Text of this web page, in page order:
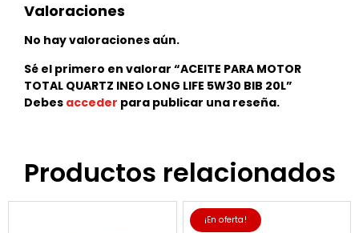
Valoraciones
No hay valoraciones aún.
Sé el primero en valorar “ACEITE PARA MOTOR
TOTAL QUARTZ INEO LONG LIFE 5W30 BIB 20L”
Debes acceder para publicar una reseña.
Productos relacionados
¡En oferta!